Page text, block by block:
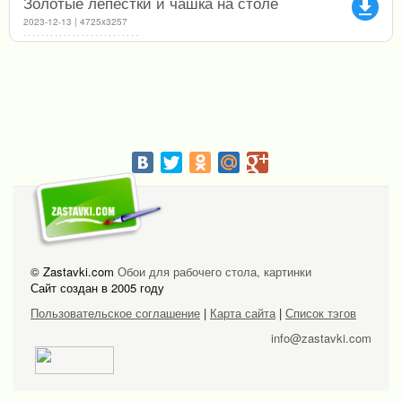
file_download
2023-12-13 | 4725x3257
© Zastavki.com Обои для рабочего стола, картинки
Сайт создан в 2005 году
Пользовательское соглашение | Карта сайта| Список тэгов
info@zastavki.com